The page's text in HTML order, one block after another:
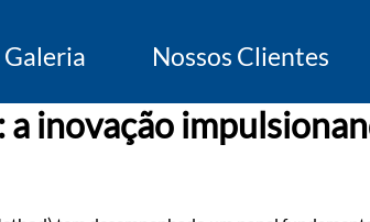
Galeria Nossos Clientes
inovação